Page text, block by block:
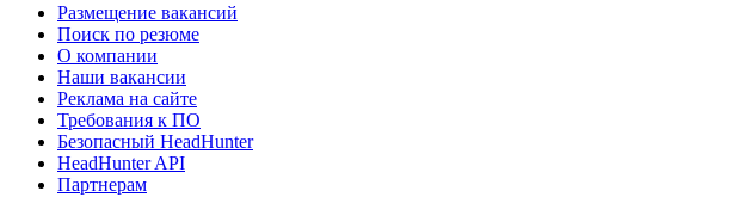
Размещение вакансий
Поиск по резюме
О компании
Наши вакансии
Реклама на сайте
Требования к ПО
Безопасный HeadHunter
HeadHunter API
Партнерам